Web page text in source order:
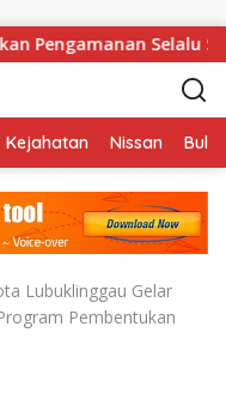
Selalu Siaga 24 Jam
Kejahatan Nissan
Lubuklinggau Gelar
Pembentukan